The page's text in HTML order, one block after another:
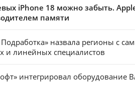
iPhone 18 можно забыть.
памяти
назвала регионы с
и линейных специалистов
интегрировал оборудование